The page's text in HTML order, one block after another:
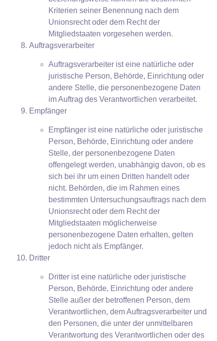
Kriterien seiner Benennung nach dem
Unionsrecht oder dem Recht der
Mitgliedstaaten vorgesehen werden.
Auftragsverarbeiter
Auftragsverarbeiter ist eine natürliche oder
juristische Person, Behörde, Einrichtung oder
andere Stelle, die personenbezogene Daten
im Auftrag des Verantwortlichen verarbeitet.
Empfänger
Empfänger ist eine natürliche oder juristische
Person, Behörde, Einrichtung oder andere
Stelle, der personenbezogene Daten
offengelegt werden, unabhängig davon, ob es
sich bei ihr um einen Dritten handelt oder
nicht. Behörden, die im Rahmen eines
bestimmten Untersuchungsauftrags nach dem
Unionsrecht oder dem Recht der
Mitgliedstaaten möglicherweise
personenbezogene Daten erhalten, gelten
jedoch nicht als Empfänger.
Dritter
Dritter ist eine natürliche oder juristische
Person, Behörde, Einrichtung oder andere
Stelle außer der betroffenen Person, dem
Verantwortlichen, dem Auftragsverarbeiter und
den Personen, die unter der unmittelbaren
Verantwortung des Verantwortlichen oder des